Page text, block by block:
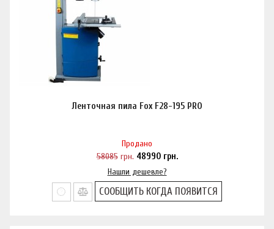
Ленточная пила Fox F28-195 PRO
Продано
58085грн. 48990грн.
Нашли дешевле?
СООБЩИТЬ КОГДА ПОЯВИТСЯ